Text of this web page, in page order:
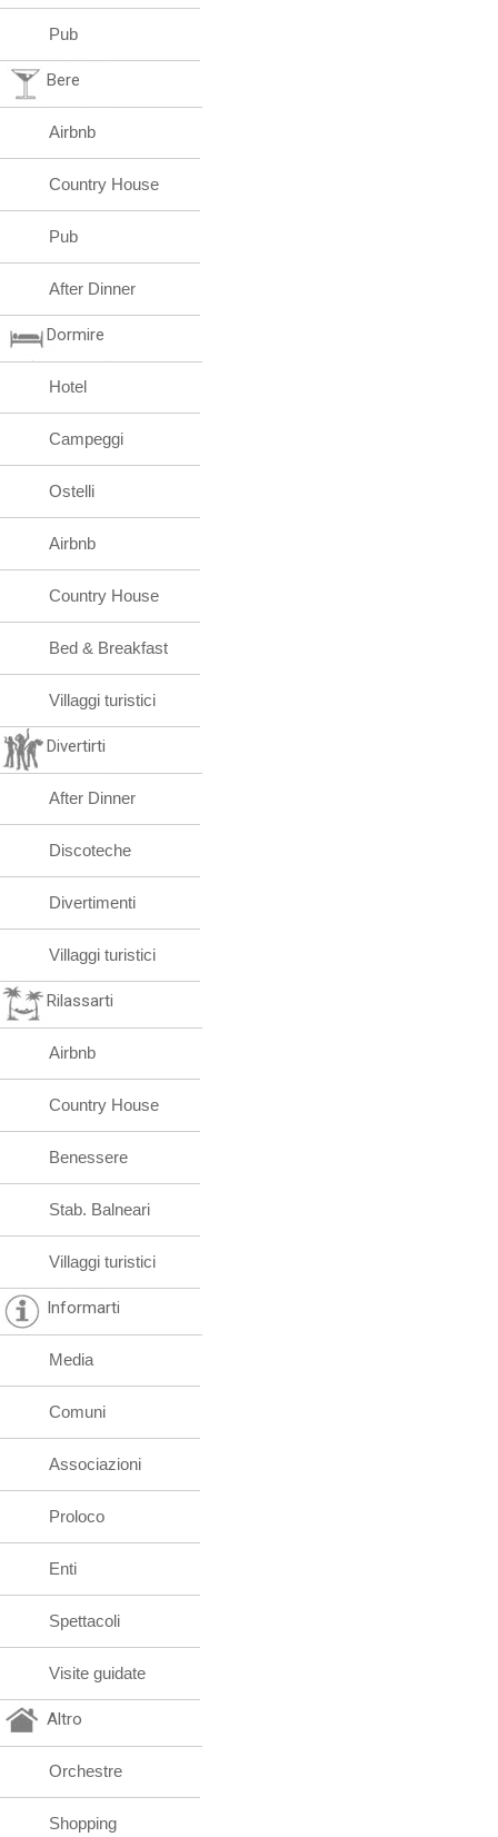
Pub
Bere
Airbnb
Country House
Pub
After Dinner
Dormire
Hotel
Campeggi
Ostelli
Airbnb
Country House
Bed & Breakfast
Villaggi turistici
Divertirti
After Dinner
Discoteche
Divertimenti
Villaggi turistici
Rilassarti
Airbnb
Country House
Benessere
Stab. Balneari
Villaggi turistici
Informarti
Media
Comuni
Associazioni
Proloco
Enti
Spettacoli
Visite guidate
Altro
Orchestre
Shopping